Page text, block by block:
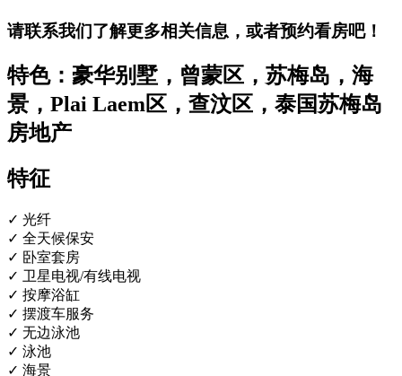
请联系我们了解更多相关信息，或者预约看房吧！
特色：豪华别墅，曾蒙区，苏梅岛，海
景， Plai Laem区，查汶区，泰国苏梅岛
房地产
特征
✓ 光纤
✓ 全天候保安
✓ 卧室套房
✓ 卫星电视/有线电视
✓ 按摩浴缸
✓ 摆渡车服务
✓ 无边泳池
✓ 泳池
✓ 海景